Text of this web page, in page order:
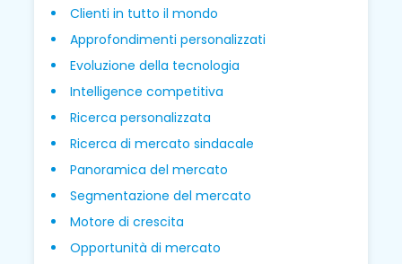
Clienti in tutto il mondo
Approfondimenti personalizzati
Evoluzione della tecnologia
Intelligence competitiva
Ricerca personalizzata
Ricerca di mercato sindacale
Panoramica del mercato
Segmentazione del mercato
Motore di crescita
Opportunità di mercato